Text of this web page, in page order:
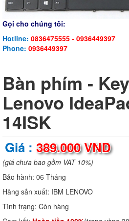
Gọi cho chúng tôi:
Hotline: 0836475555 - 0936449397
Phone: 0936449397
Bàn phím -
Lenovo
14ISK
Giá : 389.000 VND
(giá chưa bao gồm VAT 10%)
Bảo hành: 06 Tháng
Hãng sản xuất: IBM LENOVO
Tình trạng: Còn hàng